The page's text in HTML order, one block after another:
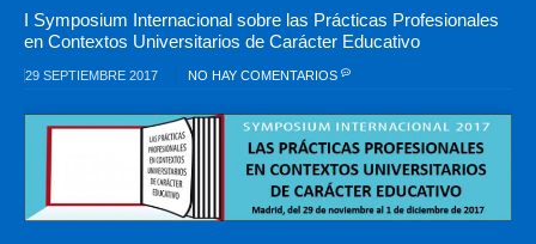
I Symposium Internacional sobre las Prácticas Profesionales
en Contextos Universitarios de Carácter Educativo
29 SEPTIEMBRE 2017 NO HAY COMENTARIOS